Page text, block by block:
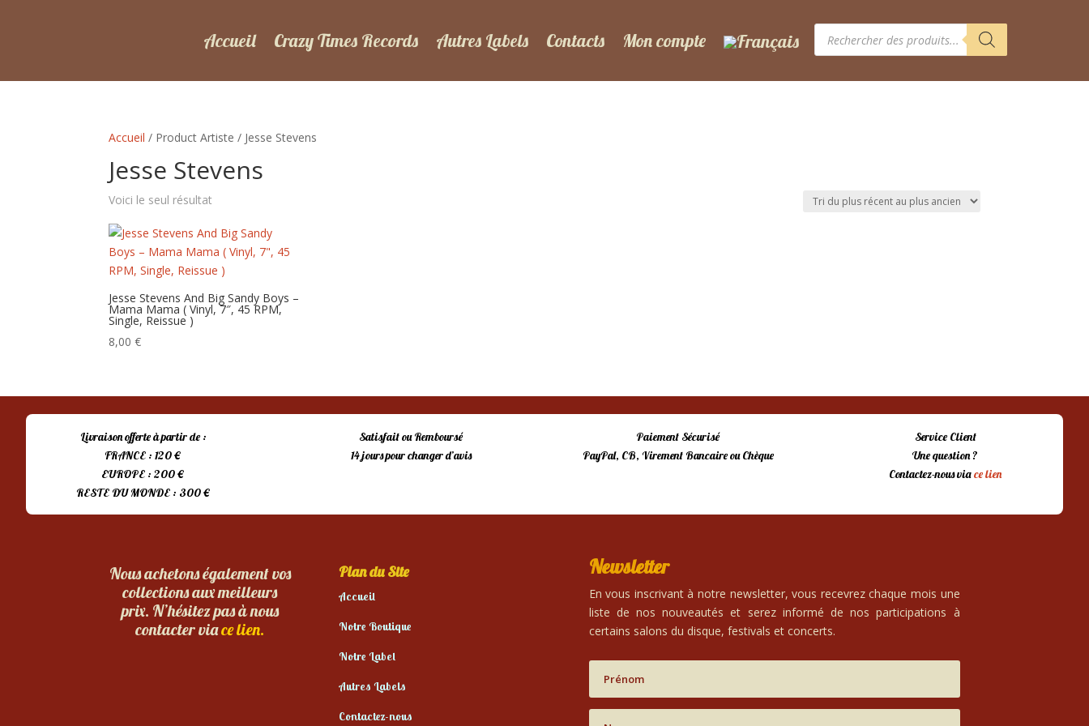
Accueil Crazy Times Records Autres Labels Contacts Mon compte
Recherche
produits
Accueil / Product Artiste / Jesse Stevens
Jesse Stevens
Voici le seul résultat
Jesse Stevens And Big Sandy Boys –
Mama Mama ( Vinyl, 7″, 45 RPM,
Single, Reissue )
8,00€
Livraison offerte à partir de :
FRANCE : 120 €
EUROPE : 200 €
RESTE DU MONDE : 300 €
Satisfait ou Remboursé
14 jours pour changer d’avis
Paiement Sécurisé
PayPal, CB, Virement Bancaire ou Chèque
Service Client
Une question ?
Contactez-nous viace lien
Nous achetons également vos
collections aux meilleurs
prix. N’hésitez pas à nous
contacter viace lien.
Plan du Site
Accueil
Notre Boutique
Notre Label
Autres Labels
Contactez-nous
Newsletter
En vous inscrivant à notre newsletter, vous recevrez chaque mois une
liste de nos nouveautés et serez informé de nos participations à
certains salons du disque, festivals et concerts.